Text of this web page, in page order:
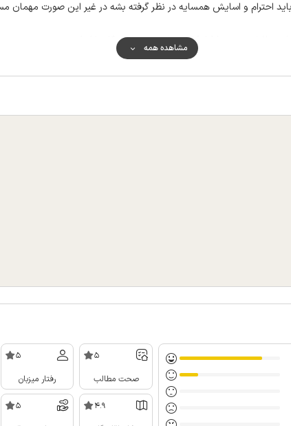
احترام و اسایش همسایه در نظر گرفته بشه در غیر این صورت مهمان
مشاهده همه
5
صحت مطالب
5
رفتار میزبان
4.9
5